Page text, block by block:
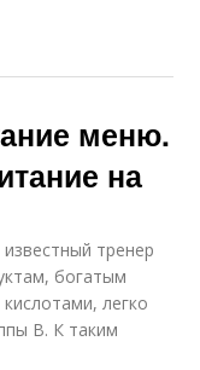
меню.
на
тренер
богатым
легко
В. К таким